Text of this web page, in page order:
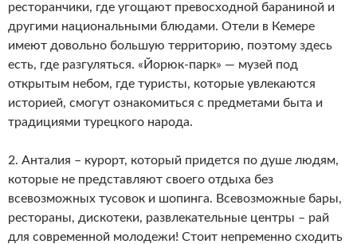
ресторанчики, где угощают превосходной бараниной и
другими национальными блюдами. Отели в Кемере
имеют довольно большую территорию, поэтому здесь
есть, где разгуляться. «Йорюк-парк» — музей под
открытым небом, где туристы, которые увлекаются
историей, смогут ознакомиться с предметами быта и
традициями турецкого народа.
2. Анталия – курорт, который придется по душе людям,
которые не представляют своего отдыха без
всевозможных тусовок и шопинга. Всевозможные бары,
рестораны, дискотеки, развлекательные центры – рай
для современной молодежи! Стоит непременно сходить